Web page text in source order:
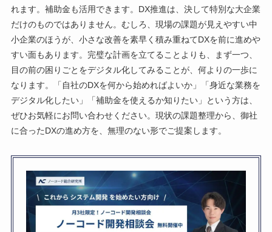
れます。補助金も活用できます。DX推進は、決して特別な大企業
だけのものではありません。むしろ、現場の課題が見えやすい中
小企業のほうが、小さな改善を素早く積み重ねてDXを前に進めや
すい面もあります。完璧な計画を立てることよりも、まず一つ、
目の前の困りごとをデジタル化してみることが、何よりの一歩に
なります。「自社のDXを何から始めればよいか」「身近な業務を
デジタル化したい」「補助金を使えるか知りたい」という方は、
ぜひお気軽にお問い合わせください。現状の課題整理から、御社
に合ったDXの進め方を、無理のない形でご提案します。